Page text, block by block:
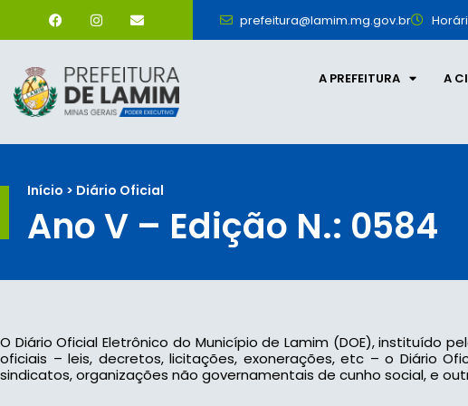
prefeitura@lamim.mg.gov.br
A PREFEITURA A
Início > Diário Oficial
Ano V – Edição N.: 0584
O Diário Oficial Eletrônico do Município de Lamim (DOE), instituído
oficiais – leis, decretos, licitações, exonerações, etc – o Diário
sindicatos, organizações não governamentais de cunho social, e